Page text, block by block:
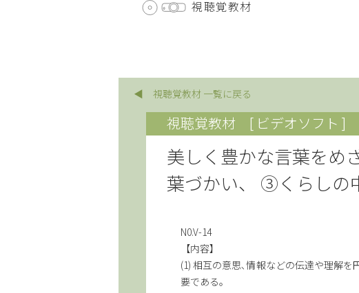
視聴覚教材
◀ 視聴覚教材 一覧に戻る
視聴覚教材 [ ビデオソフト ]
美しく豊かな言葉を
葉づかい、 ③くらしの
N0.V-14
【内容】
(1) 相互の意思､情報などの伝達や理解
要である。